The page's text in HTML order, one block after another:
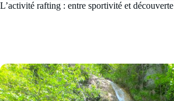
L’activité rafting : entre sportivité et découverte